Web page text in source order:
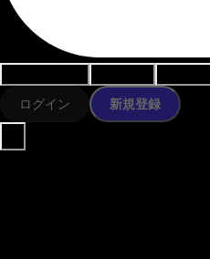
ログイン 新規登録